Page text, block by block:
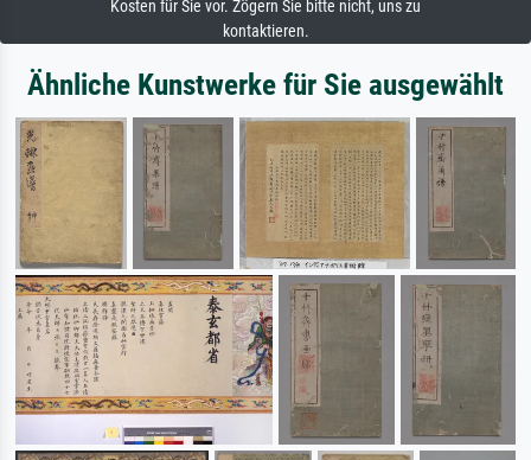
Kosten für Sie vor. Zögern Sie bitte nicht, uns zu
kontaktieren.
Ähnliche Kunstwerke für Sie ausgewählt